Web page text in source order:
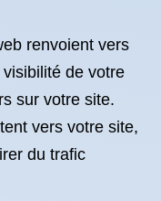
renvoient vers
de votre
sur votre site.
vers votre site,
du trafic